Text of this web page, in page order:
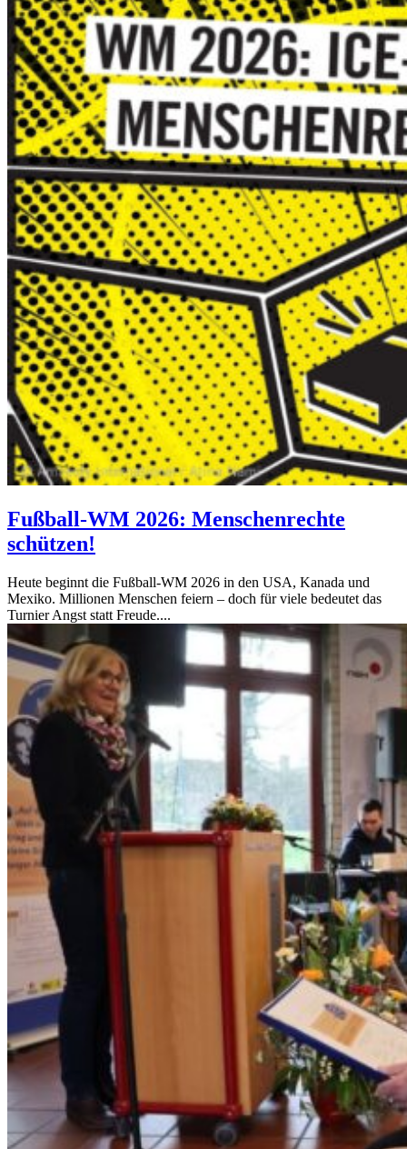
Fußball-WM 2026: Menschenrechte
schützen!
Heute beginnt die Fußball‑WM 2026 in den USA, Kanada und
Mexiko. Millionen Menschen feiern – doch für viele bedeutet das
Turnier Angst statt Freude....